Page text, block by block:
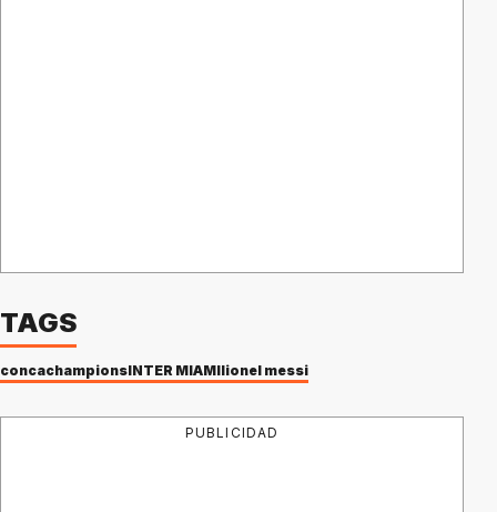
TAGS
concachampionsINTER MIAMIlionel messi
PUBLICIDAD